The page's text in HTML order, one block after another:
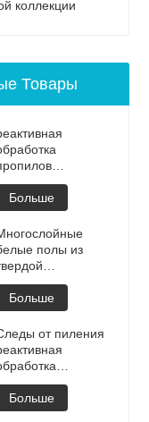
коллекции
Товары
промасленные
полы
Больше
полы из
обработанные
покрытые
Больше
от пиления
промасленные
полы
Больше